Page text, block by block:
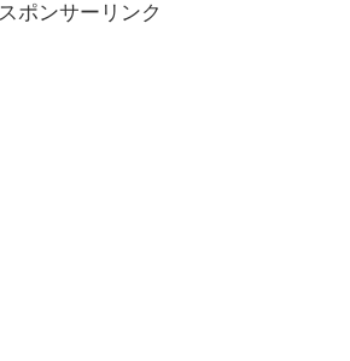
スポンサーリンク